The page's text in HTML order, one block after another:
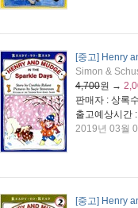
[중고] Henry
Simon &
4,700원 →
판매자 : 상록수
출고예상시간
2019년 03월
[중고] Henry